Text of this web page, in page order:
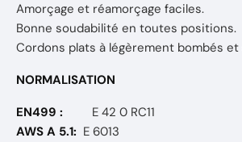
Amorçage et réamorçage faciles.
Bonne soudabilité en toutes positions.
Cordons plats à légèrement bombés
NORMALISATION
EN499 :
E 42 0 RC11
AWS A 5.1: E 6013